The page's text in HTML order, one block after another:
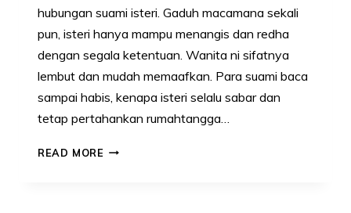
hubungan suami isteri. Gaduh macamana sekali
pun, isteri hanya mampu menangis dan redha
dengan segala ketentuan. Wanita ni sifatnya
lembut dan mudah memaafkan. Para suami baca
sampai habis, kenapa isteri selalu sabar dan
tetap pertahankan rumahtangga…
READ MORE ISTERI